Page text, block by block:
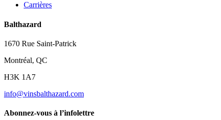
Carrières
Balthazard
1670 Rue Saint-Patrick
Montréal, QC
H3K 1A7
info@vinsbalthazard.com
Abonnez-vous à l’infolettre